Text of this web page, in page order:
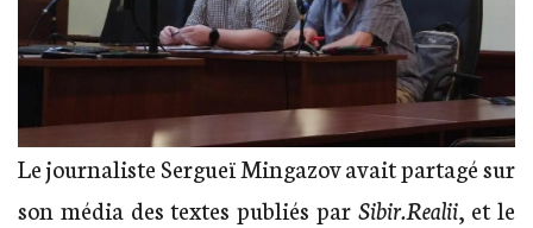
Le journaliste Sergueï Mingazov avait partagé sur
son média des textes publiés par Sibir.Realii, et le